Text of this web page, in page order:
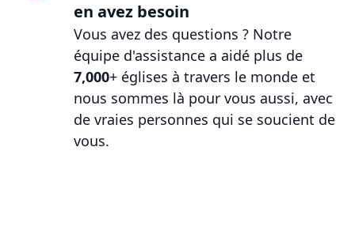
en avez besoin
Vous avez des questions ? Notre
équipe d'assistance a aidé plus de
7,000+ églises à travers le monde et
nous sommes là pour vous aussi, avec
de vraies personnes qui se soucient de
vous.